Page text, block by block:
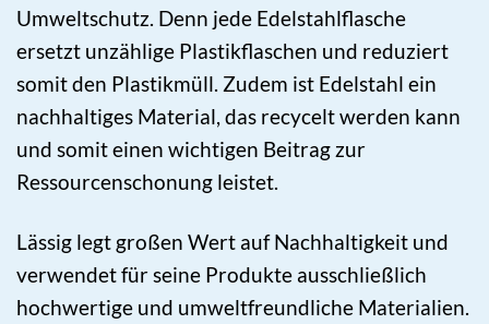
Umweltschutz. Denn jede Edelstahlflasche
ersetzt unzählige Plastikflaschen und reduziert
somit den Plastikmüll. Zudem ist Edelstahl ein
nachhaltiges Material, das recycelt werden kann
und somit einen wichtigen Beitrag zur
Ressourcenschonung leistet.
Lässig legt großen Wert auf Nachhaltigkeit und
verwendet für seine Produkte ausschließlich
hochwertige und umweltfreundliche Materialien.